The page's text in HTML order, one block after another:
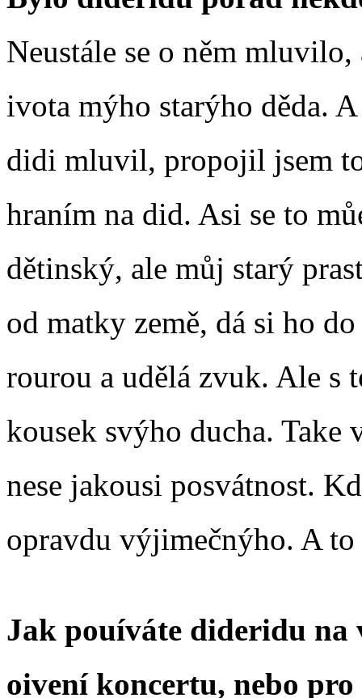
Neustále se o něm
ivota mýho starýho děda.
didi mluvil, propojil jsem
hraním na did. Asi se to
dětinský, ale můj starý
od matky země, dá si ho
rourou a udělá zvuk. Ale s
kousek svýho ducha.
nese jakousi posvátnost.
opravdu výjimečnýho. A to
Jak pouíváte dideridu
oivení koncertu, nebo